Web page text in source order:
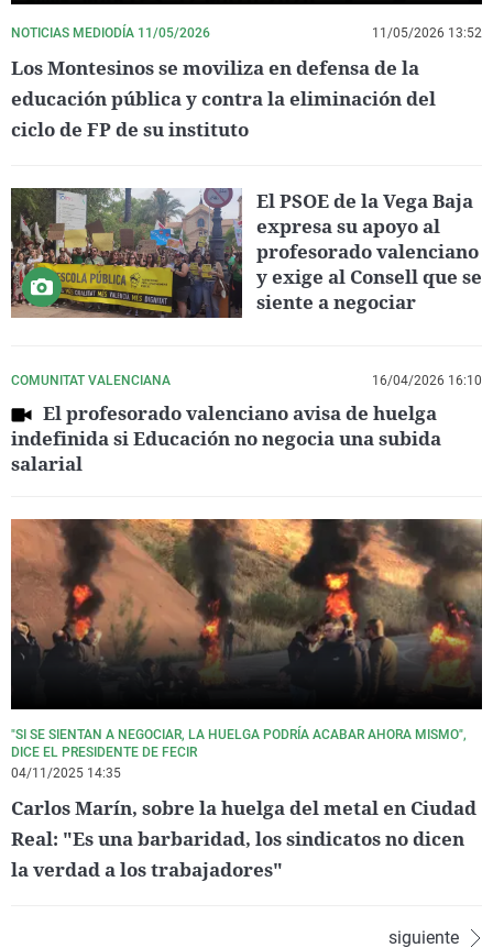
NOTICIAS MEDIODÍA 11/05/2026 11/05/2026 13:52
Los Montesinos se moviliza en defensa de la
educación pública y contra la eliminación del
ciclo de FP de su instituto
El PSOE de la Vega Baja
expresa su apoyo al
profesorado valenciano
y exige al Consell que se
siente a negociar
COMUNITAT VALENCIANA 16/04/2026 16:10
El profesorado valenciano avisa de huelga
indefinida si Educación no negocia una subida
salarial
"SI SE SIENTAN A NEGOCIAR, LA HUELGA PODRÍA ACABAR AHORA MISMO",
DICE EL PRESIDENTE DE FECIR
04/11/2025 14:35
Carlos Marín, sobre la huelga del metal en Ciudad
Real: "Es una barbaridad, los sindicatos no dicen
la verdad a los trabajadores"
siguiente